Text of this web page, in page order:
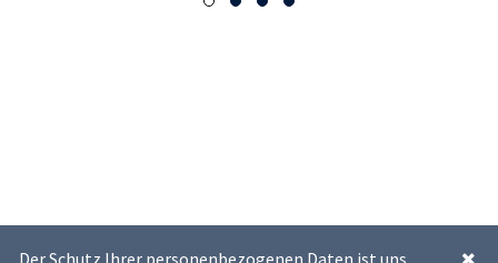
Der Schutz Ihrer personenbezogenen Daten ist uns